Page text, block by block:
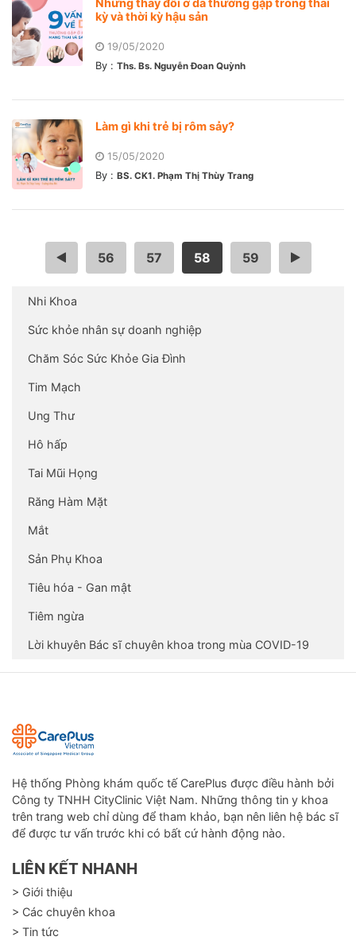
kỳ và thời kỳ hậu sản
19/05/2020
By : Ths. Bs. Nguyễn Đoan Quỳnh
Làm gì khi trẻ bị rôm sảy?
15/05/2020
By : BS. CK1. Phạm Thị Thùy Trang
… 56 57 58 59 …
Nhi Khoa
Sức khỏe nhân sự doanh nghiệp
Chăm Sóc Sức Khỏe Gia Đình
Tim Mạch
Ung Thư
Hô hấp
Tai Mũi Họng
Răng Hàm Mặt
Mắt
Sản Phụ Khoa
Tiêu hóa - Gan mật
Tiêm ngừa
Lời khuyên Bác sĩ chuyên khoa trong mùa COVID-19
Hệ thống Phòng khám quốc tế CarePlus được điều hành bởi
Công ty TNHH CityClinic Việt Nam. Những thông tin y khoa
trên trang web chỉ dùng để tham khảo, bạn nên liên hệ bác sĩ
để được tư vấn trước khi có bất cứ hành động nào.
LIÊN KẾT NHANH
> Giới thiệu
> Các chuyên khoa
> Tin tức